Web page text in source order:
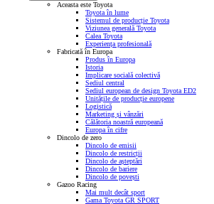
Aceasta este Toyota
Toyota în lume
Sistemul de producție Toyota
Viziunea generală Toyota
Calea Toyota
Experiența profesională
Fabricată în Europa
Produs în Europa
Istoria
Implicare socială colectivă
Sediul central
Sediul european de design Toyota ED2
Unitățile de producție europene
Logistică
Marketing și vânzări
Călătoria noastră europeană
Europa în cifre
Dincolo de zero
Dincolo de emisii
Dincolo de restricții
Dincolo de așteptări
Dincolo de bariere
Dincolo de povești
Gazoo Racing
Mai mult decât sport
Gama Toyota GR SPORT